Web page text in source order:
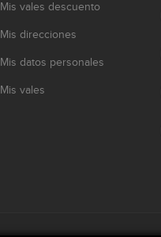
Mis vales descuento
Mis direcciones
Mis datos personales
Mis vales